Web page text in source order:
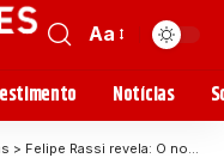
Aa
Notícias
> Felipe Rassi revela: O novo perfil do mercado e seu impacto nas soluções de recuperação